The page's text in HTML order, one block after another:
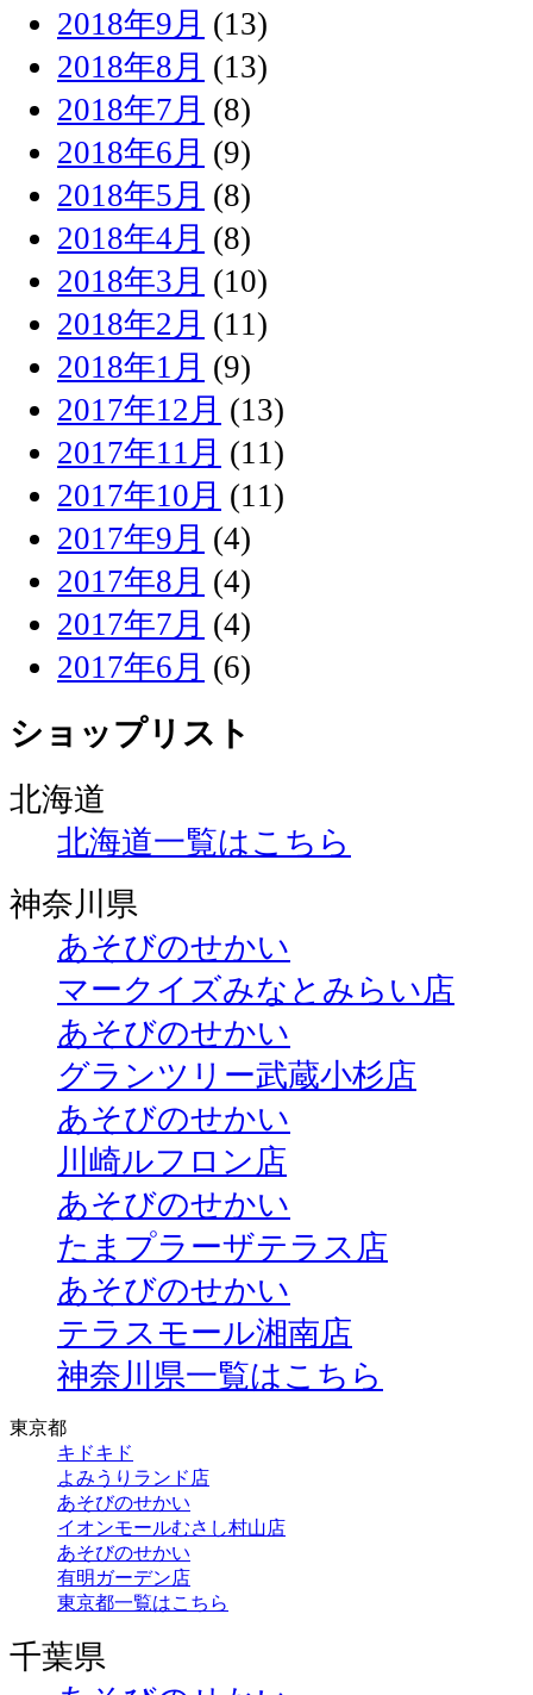
2018年9月 (13)
2018年8月 (13)
2018年7月 (8)
2018年6月 (9)
2018年5月 (8)
2018年4月 (8)
2018年3月 (10)
2018年2月 (11)
2018年1月 (9)
2017年12月 (13)
2017年11月 (11)
2017年10月 (11)
2017年9月 (4)
2017年8月 (4)
2017年7月 (4)
2017年6月 (6)
ショップリスト
北海道
北海道一覧はこちら
神奈川県
あそびのせかい
マークイズみなとみらい店
あそびのせかい
グランツリー武蔵小杉店
あそびのせかい
川崎ルフロン店
あそびのせかい
たまプラーザテラス店
あそびのせかい
テラスモール湘南店
神奈川県一覧はこちら
東京都
キドキド
よみうりランド店
あそびのせかい
イオンモールむさし村山店
あそびのせかい
有明ガーデン店
東京都一覧はこちら
千葉県